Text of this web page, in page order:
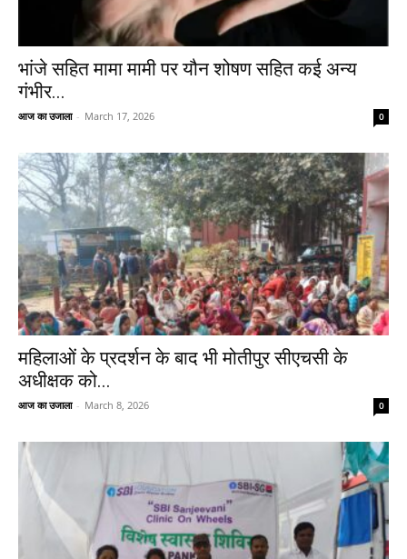
भांजे सहित मामा मामी पर यौन शोषण सहित कई अन्य
गंभीर...
आज का उजाला - March 17, 2026 0
महिलाओं के प्रदर्शन के बाद भी मोतीपुर सीएचसी के
अधीक्षक को...
आज का उजाला - March 8, 2026 0